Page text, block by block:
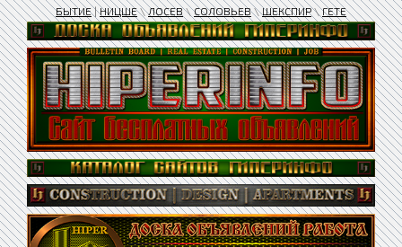
БЫТИЕ|НИЦШЕ\ЛОСЕВ\СОЛОВЬЕВ\ШЕКСПИР\ГЕТЕ